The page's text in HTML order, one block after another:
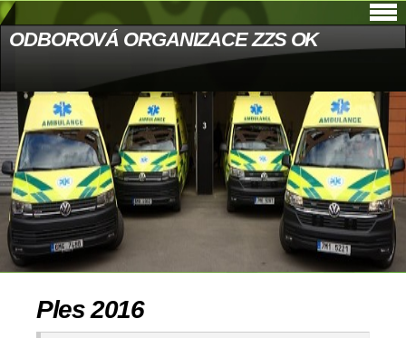
ODBOROVÁ ORGANIZACE ZZS OK
Ples 2016